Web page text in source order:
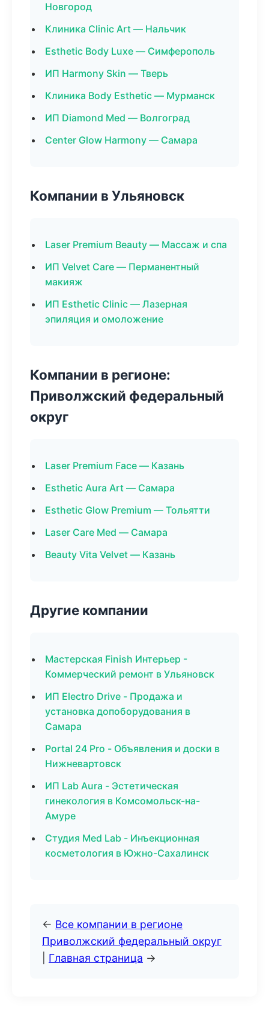
Новгород
Клиника Clinic Art — Нальчик
Esthetic Body Luxe — Симферополь
ИП Harmony Skin — Тверь
Клиника Body Esthetic — Мурманск
ИП Diamond Med — Волгоград
Center Glow Harmony — Самара
Компании в Ульяновск
Laser Premium Beauty — Массаж и спа
ИП Velvet Care — Перманентный
макияж
ИП Esthetic Clinic — Лазерная
эпиляция и омоложение
Компании в регионе:
Приволжский федеральный
округ
Laser Premium Face — Казань
Esthetic Aura Art — Самара
Esthetic Glow Premium — Тольятти
Laser Care Med — Самара
Beauty Vita Velvet — Казань
Другие компании
Мастерская Finish Интерьер -
Коммерческий ремонт в Ульяновск
ИП Electro Drive - Продажа и
установка допоборудования в
Самара
Portal 24 Pro - Объявления и доски в
Нижневартовск
ИП Lab Aura - Эстетическая
гинекология в Комсомольск-на-
Амуре
Студия Med Lab - Инъекционная
косметология в Южно-Сахалинск
← Все компании в регионе
Приволжский федеральный округ
Главная страница →